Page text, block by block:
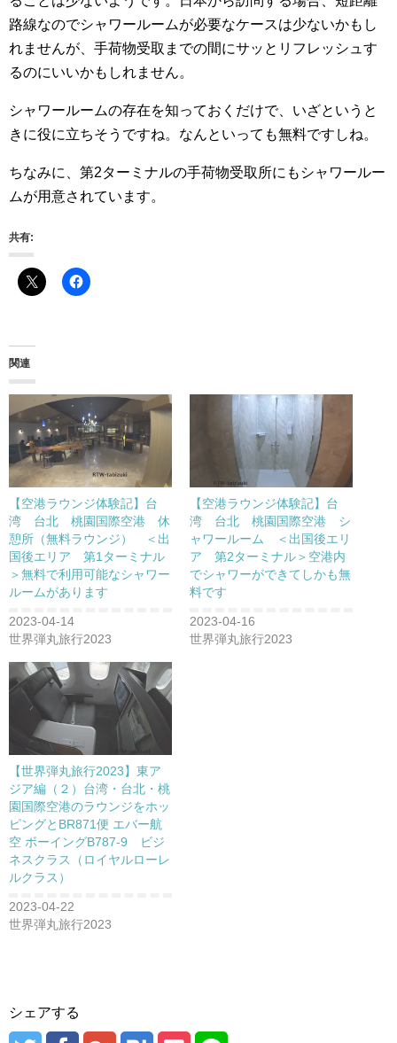
路線なのでシャワールームが必要なケースは少ないかもし
れませんが、手荷物受取までの間にサッとリフレッシュす
るのにいいかもしれません。
シャワールームの存在を知っておくだけで、いざというと
きに役に立ちそうですね。なんといっても無料ですしね。
ちなみに、第2ターミナルの手荷物受取所にもシャワールー
ムが用意されています。
共有:
関連
【空港ラウンジ体験記】台
湾 台北 桃園国際空港 休
憩所（無料ラウンジ） ＜出
国後エリア 第1ターミナル
＞無料で利用可能なシャワー
ルームがあります
2023-04-14
世界弾丸旅行2023
【空港ラウンジ体験記】台
湾 台北 桃園国際空港 シ
ャワールーム ＜出国後エリ
ア 第2ターミナル＞空港内
でシャワーができてしかも無
料です
2023-04-16
世界弾丸旅行2023
【世界弾丸旅行2023】東ア
ジア編（２）台湾・台北・桃
園国際空港のラウンジをホッ
ピングとBR871便 エバー航
空 ボーイングB787-9 ビジ
ネスクラス（ロイヤルローレ
ルクラス）
2023-04-22
世界弾丸旅行2023
シェアする